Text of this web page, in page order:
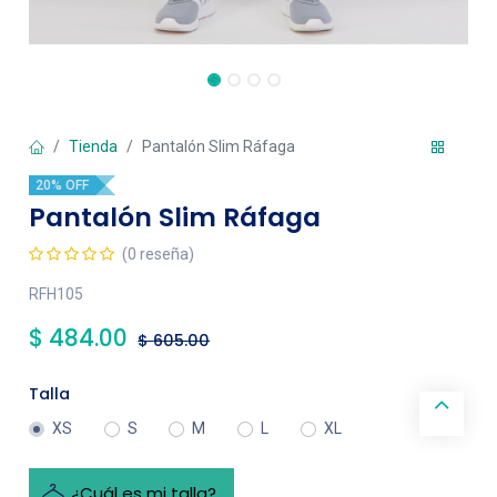
Tienda Pantalón Slim Ráfaga
20% OFF
Pantalón Slim Ráfaga
(0 reseña)
RFH105
$ 484.00 $605.00
Talla
XS S M XL